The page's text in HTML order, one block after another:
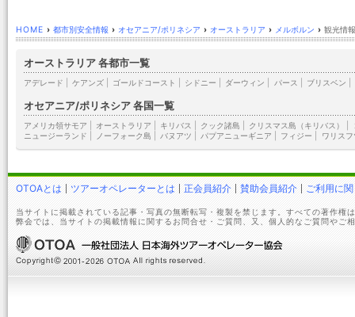
HOME › 都市別安全情報 › オセアニア/ポリネシア › オーストラリア › メルボルン › 観光情
オーストラリア 各都市一覧
アデレード ケアンズ ゴールドコースト シドニー ダーウィン パース ブリスベン
オセアニア/ポリネシア 各国一覧
アメリカ領サモア オーストラリア キリバス クック諸島 クリスマス島（キリバス）
ニュージーランド
ノーフォーク島 バヌアツ パプアニューギニア フィジー ワリス
OTOAとは ツアーオペレーターとは 正会員紹介 賛助会員紹介 ご利用に
当サイトに掲載されている記事・写真の無断転写・複製を禁じます。すべての著作権
弊会では、当サイトの掲載情報に関するお問合せ・ご質問、又、個人的なご質問やご